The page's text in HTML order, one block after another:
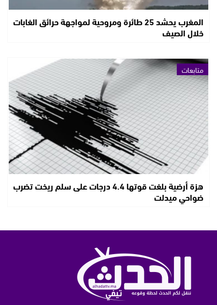
المغرب يحشد 25 طائرة ومروحية لمواجهة حرائق الغابات
خلال الصيف
متابعات
هزة أرضية بلغت قوتها 4.4 درجات على سلم ريخت تضرب
ضواحي ميدلت